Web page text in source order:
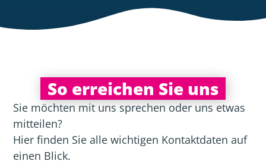
So erreichen Sie uns
Sie möchten mit uns sprechen oder uns etwas
mitteilen?
Hier finden Sie alle wichtigen Kontaktdaten auf
einen Blick.